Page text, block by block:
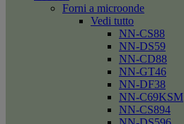
Forni a microonde
Vedi tutto
NN-CS88
NN-DS59
NN-CD88
NN-GT46
NN-DF38
NN-C69KSM
NN-CS894